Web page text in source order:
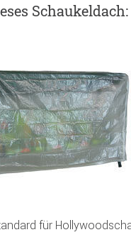
Schaukeldach:
für